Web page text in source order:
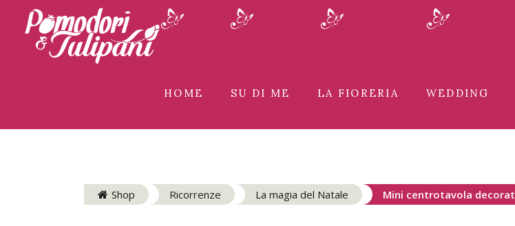
HOME SU DI ME LA FIORERIA WEDDING
Shop Ricorrenze La magia del Natale Mini centrotavola